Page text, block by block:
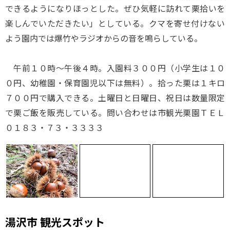
できるようになりほっとした。ぜひ気軽に訪れて栗拾いを
楽しんでいただきたい」としている。クマを寄せ付けない
よう園内では爆竹やラジオからの音を鳴らしている。
午前１０時～午後４時。入園料３００円（小学生は１０
０円、幼稚園・保育園児以下は無料）。拾った栗は１キロ
７００円で購入できる。土曜日と日曜日、祝日は数量限定
で栗ご飯を販売している。問い合わせは市観光栗園ＴＥＬ
０１８３・７３・３３３３
湯沢市 観光スポット